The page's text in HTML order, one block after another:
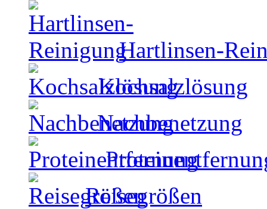
Hartlinsen-
Kochsalzlösung
Nachbenetzung
Reisegrößen